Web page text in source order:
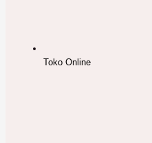
Toko Online